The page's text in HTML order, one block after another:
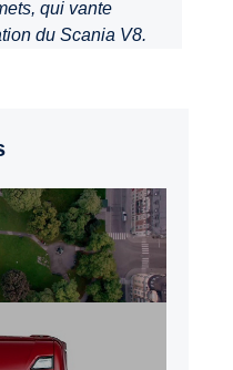
qui vante
du Scania V8.